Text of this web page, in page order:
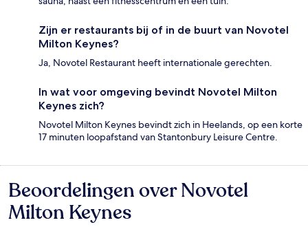
Zijn er restaurants bij of in de buurt van Novotel
Milton Keynes?
Ja, Novotel Restaurant heeft internationale gerechten.
In wat voor omgeving bevindt Novotel Milton
Keynes zich?
Novotel Milton Keynes bevindt zich in Heelands, op een korte
17 minuten loopafstand van Stantonbury Leisure Centre.
Beoordelingen
Beoordelingen over Novotel
Milton Keynes